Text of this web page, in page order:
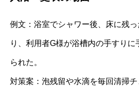
例文：浴室でシャワー後、床に残
り、利用者G様が浴槽内の手すりに
られた。
対策案：泡残留や水滴を毎回清掃